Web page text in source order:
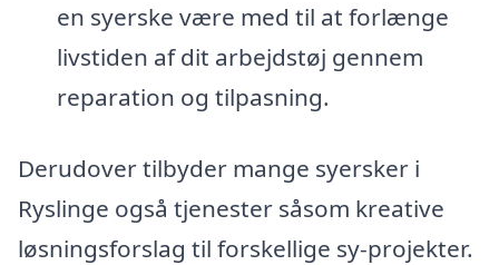
en syerske være med til at forlænge
livstiden af dit arbejdstøj gennem
reparation og tilpasning.
Derudover tilbyder mange syersker i
Ryslinge også tjenester såsom kreative
løsningsforslag til forskellige sy-projekter.